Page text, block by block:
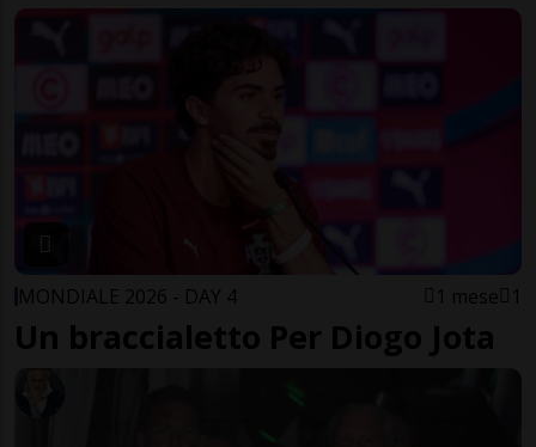
MONDIALE 2026 - DAY 4 1 mese 1
Un braccialetto Per Diogo Jota